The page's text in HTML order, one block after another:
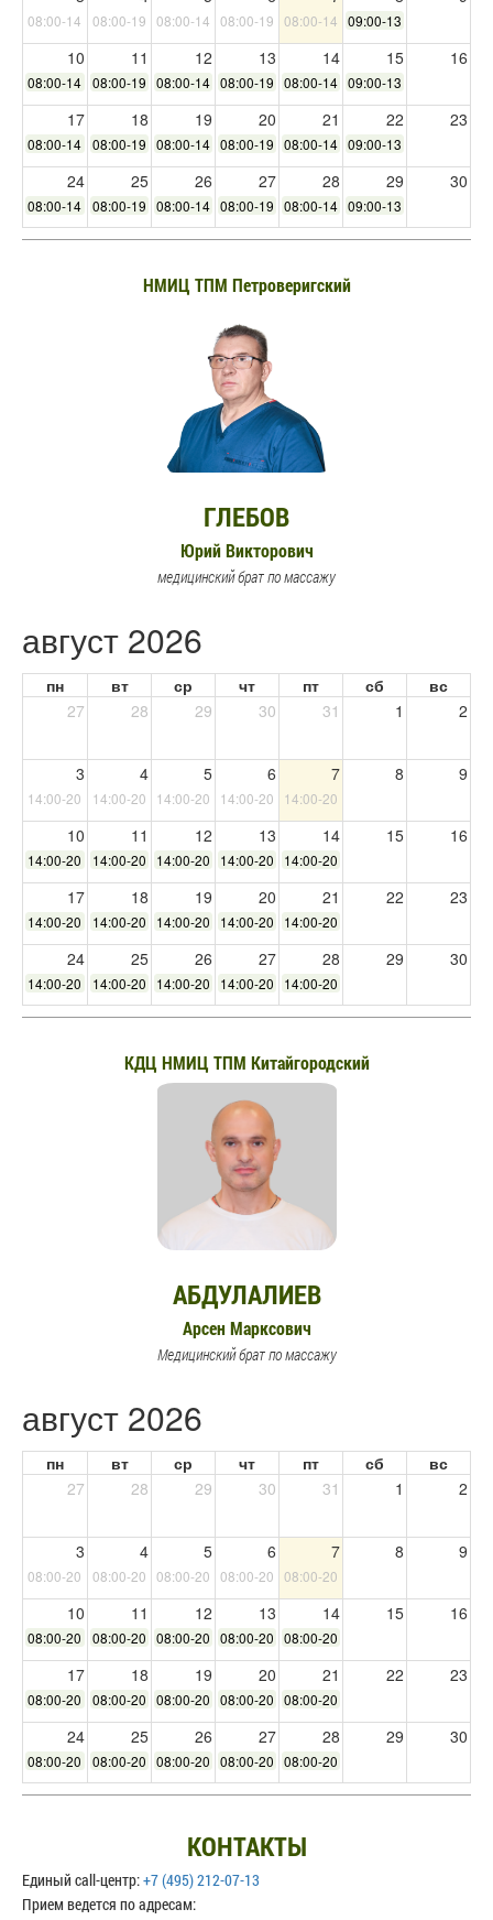
08:00-14:0008:00-19:0008:00-14:0008:00-19:0008:00-14:0009:00-13:00
10 11 12 13 14 15 16
08:00-14:0008:00-19:0008:00-14:0008:00-19:0008:00-14:0009:00-13:00
17 18 19 20 21 22 23
08:00-14:0008:00-19:0008:00-14:0008:00-19:0008:00-14:0009:00-13:00
24 25 26 27 28 29 30
08:00-14:0008:00-19:0008:00-14:0008:00-19:0008:00-14:0009:00-13:00
31 1 2 3 4 5 6
НМИЦ ТПМ Петроверигский
ГЛЕБОВ
Юрий Викторович
медицинский брат по массажу
август 2026
пн вт ср чт пт сб
вс
27
28 29 30 31 1 2
3 4 5 6 7 8 9
14:00-20:0014:00-20:0014:00-20:0014:00-20:0014:00-20:00
10 11 12 13 14 15 16
14:00-20:0014:00-20:0014:00-20:0014:00-20:0014:00-20:00
17 18 19 20 21 22 23
14:00-20:0014:00-20:0014:00-20:0014:00-20:0014:00-20:00
24 25 26 27 28 29 30
14:00-20:0014:00-20:0014:00-20:0014:00-20:0014:00-20:00
31 1 2 3 4 5 6
КДЦ НМИЦ ТПМ Китайгородский
АБДУЛАЛИЕВ
Арсен Марксович
Медицинский брат по массажу
август 2026
пн вт ср чт пт сб
вс
27
28 29 30 31 1 2
3 4 5 6 7 8 9
08:00-20:0008:00-20:0008:00-20:0008:00-20:0008:00-20:00
10 11 12 13 14 15 16
08:00-20:0008:00-20:0008:00-20:0008:00-20:0008:00-20:00
17 18 19 20 21 22 23
08:00-20:0008:00-20:0008:00-20:0008:00-20:0008:00-20:00
24 25 26 27 28 29 30
08:00-20:0008:00-20:0008:00-20:0008:00-20:0008:00-20:00
31 1 2 3 4 5 6
КОНТАКТЫ
Единый call-центр:+7 (495) 212-07-13
Прием ведется по адресам: